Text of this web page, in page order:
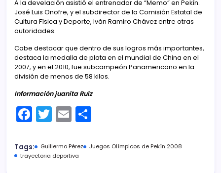
A la develación asistió el entrenador de “Memo” en Pekín.
José Luis Onofre, y el subdirector de la Comisión Estatal de
Cultura Física y Deporte, Iván Ramiro Chávez entre otras
autoridades.
Cabe destacar que dentro de sus logros más importantes,
destaca la medalla de plata en el mundial de China en el
2007, y en el 2010, fue subcampeón Panamericano en la
división de menos de 58 kilos.
Información juanita Ruíz
F
a
c
e
T
w
itt
er
E
m
ai
l
m
Tags: Guillermo Pérez
Juegos Olímpicos de Pekín 2008
trayectoria deportiva